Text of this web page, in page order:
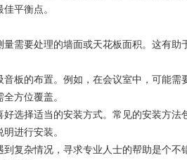
平衡点。
需要处理的墙面或天花板面积。这有助
板的布置。例如，在会议室中，可能需
方位覆盖。
选择适当的安装方式。常见的安装方法
进行安装。
复杂情况，寻求专业人士的帮助是个不